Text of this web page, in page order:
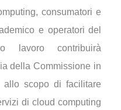
consumatori e
e operatori del
lavoro contribuirà
della Commissione in
allo scopo di facilitare
di cloud computing